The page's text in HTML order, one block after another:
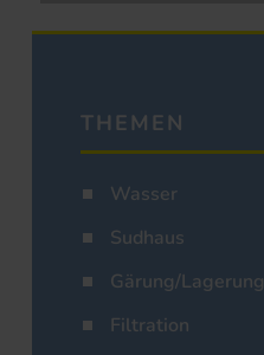
THEMEN
Wasser
Sudhaus
Gärung/Lagerung
Filtration